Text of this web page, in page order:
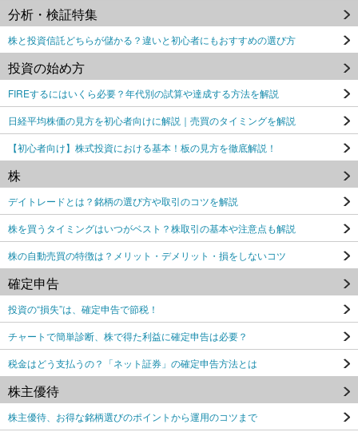
分析・検証特集
株と投資信託どちらが儲かる？違いと初心者にもおすすめの選び方
投資の始め方
FIREするにはいくら必要？年代別の試算や達成する方法を解説
日経平均株価の見方を初心者向けに解説｜売買のタイミングを解説
【初心者向け】株式投資における基本！板の見方を徹底解説！
株
デイトレードとは？銘柄の選び方や取引のコツを解説
株を買うタイミングはいつがベスト？株取引の基本や注意点も解説
株の自動売買の特徴は？メリット・デメリット・損をしないコツ
確定申告
投資の“損失”は、確定申告で節税！
チャートで簡単診断、株で得た利益に確定申告は必要？
税金はどう支払うの？「ネット証券」の確定申告方法とは
株主優待
株主優待、お得な銘柄選びのポイントから運用のコツまで